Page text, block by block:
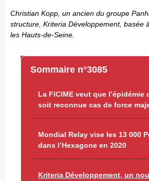
Sommaire n°3085
La FICIME veut que l’épidémie
soit reconnue cas de force
Mondial Relay vise les 13 000
dans l’Hexagone en 2020
Kriteria Développement, un
Christian Kopp, un ancien du groupe
structure, Kriteria Développement, basée
les Hauts-de-Seine.